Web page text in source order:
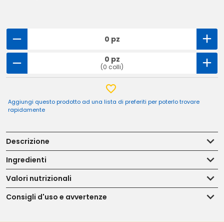
0 pz
0 pz
(0 colli)
Aggiungi questo prodotto ad una lista di preferiti per poterlo trovare
rapidamente
Descrizione
Ingredienti
Valori nutrizionali
Consigli d'uso e avvertenze